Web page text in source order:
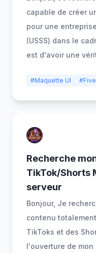
capable de créer
pour une
(USSS) dans le
est d'avoir une
#Maquette UI
Recherche
TikTok/Shorts
serveur
Bonjour, Je
contenu
TikToks et des
l'ouverture de mon